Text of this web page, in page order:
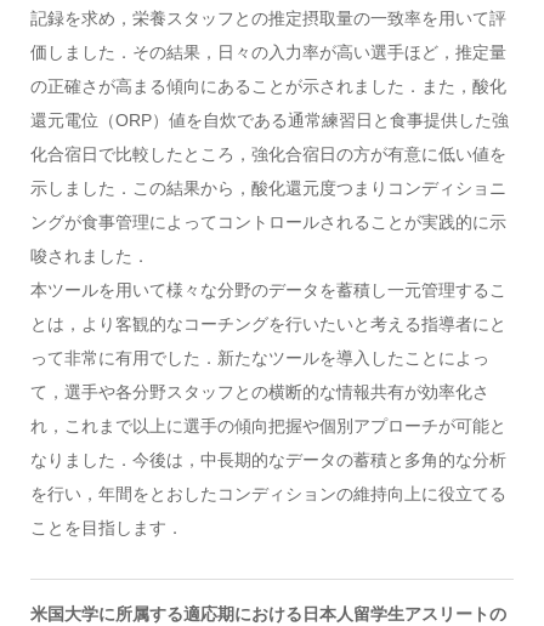
記録を求め，栄養スタッフとの推定摂取量の一致率を用いて評
価しました．その結果，日々の入力率が高い選手ほど，推定量
の正確さが高まる傾向にあることが示されました．また，酸化
還元電位（ORP）値を自炊である通常練習日と食事提供した強
化合宿日で比較したところ，強化合宿日の方が有意に低い値を
示しました．この結果から，酸化還元度つまりコンディショニ
ングが食事管理によってコントロールされることが実践的に示
唆されました．
本ツールを用いて様々な分野のデータを蓄積し一元管理するこ
とは，より客観的なコーチングを行いたいと考える指導者にと
って非常に有用でした．新たなツールを導入したことによっ
て，選手や各分野スタッフとの横断的な情報共有が効率化さ
れ，これまで以上に選手の傾向把握や個別アプローチが可能と
なりました．今後は，中長期的なデータの蓄積と多角的な分析
を行い，年間をとおしたコンディションの維持向上に役立てる
ことを目指します．
米国大学に所属する適応期における日本人留学生アスリートの